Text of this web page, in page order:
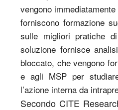
vengono
forniscono formazione
sulle migliori pratiche
soluzione fornisce
bloccato, che vengono
e agli MSP per
l’azione interna da
Secondo CITE